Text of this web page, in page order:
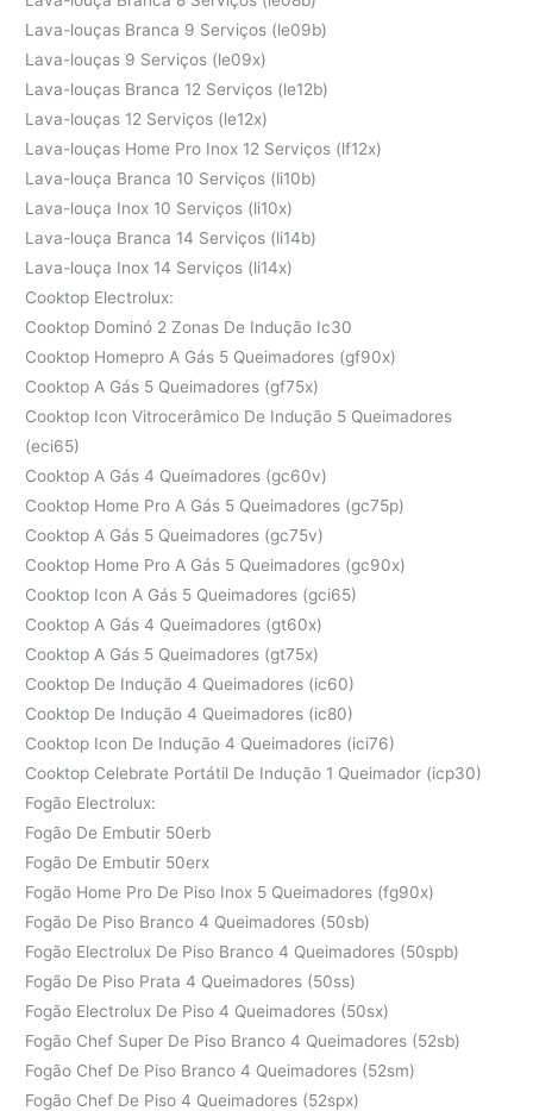
Lava-louças Branca 9 Serviços (le09b)
Lava-louças 9 Serviços (le09x)
Lava-louças Branca 12 Serviços (le12b)
Lava-louças 12 Serviços (le12x)
Lava-louças Home Pro Inox 12 Serviços (lf12x)
Lava-louça Branca 10 Serviços (li10b)
Lava-louça Inox 10 Serviços (li10x)
Lava-louça Branca 14 Serviços (li14b)
Lava-louça Inox 14 Serviços (li14x)
Cooktop Electrolux:
Cooktop Dominó 2 Zonas De Indução Ic30
Cooktop Homepro A Gás 5 Queimadores (gf90x)
Cooktop A Gás 5 Queimadores (gf75x)
Cooktop Icon Vitrocerâmico De Indução 5 Queimadores
(eci65)
Cooktop A Gás 4 Queimadores (gc60v)
Cooktop Home Pro A Gás 5 Queimadores (gc75p)
Cooktop A Gás 5 Queimadores (gc75v)
Cooktop Home Pro A Gás 5 Queimadores (gc90x)
Cooktop Icon A Gás 5 Queimadores (gci65)
Cooktop A Gás 4 Queimadores (gt60x)
Cooktop A Gás 5 Queimadores (gt75x)
Cooktop De Indução 4 Queimadores (ic60)
Cooktop De Indução 4 Queimadores (ic80)
Cooktop Icon De Indução 4 Queimadores (ici76)
Cooktop Celebrate Portátil De Indução 1 Queimador (icp30)
Fogão Electrolux:
Fogão De Embutir 50erb
Fogão De Embutir 50erx
Fogão Home Pro De Piso Inox 5 Queimadores (fg90x)
Fogão De Piso Branco 4 Queimadores (50sb)
Fogão Electrolux De Piso Branco 4 Queimadores (50spb)
Fogão De Piso Prata 4 Queimadores (50ss)
Fogão Electrolux De Piso 4 Queimadores (50sx)
Fogão Chef Super De Piso Branco 4 Queimadores (52sb)
Fogão Chef De Piso Branco 4 Queimadores (52sm)
Fogão Chef De Piso 4 Queimadores (52spx)